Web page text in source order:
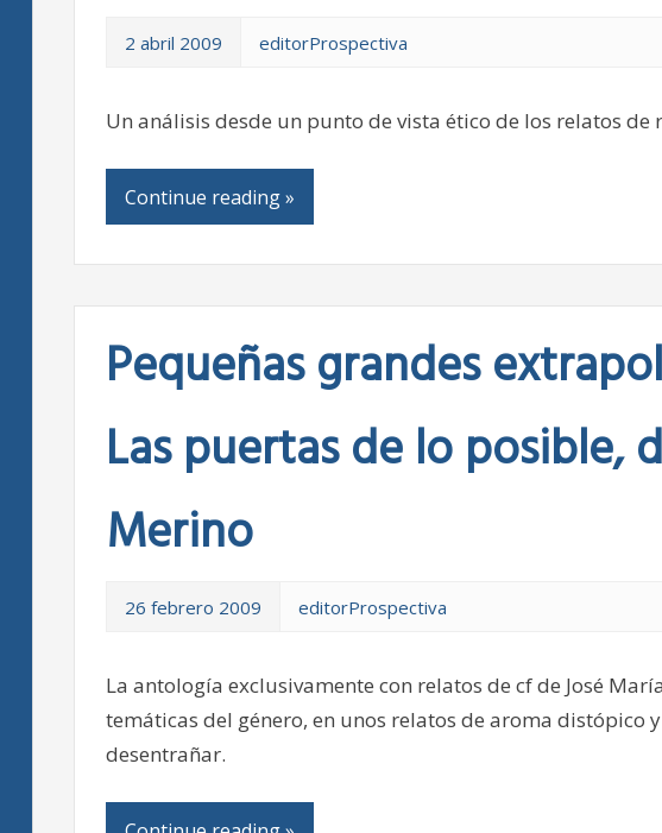
2 abril 2009 editorProspectiva
Un análisis desde un punto de vista ético de los relatos
Continue reading »
Pequeñas grandes
Las puertas de lo posible,
Merino
26 febrero 2009 editorProspectiva
La antología exclusivamente con relatos de cf de José
temáticas del género, en unos relatos de aroma distópico
desentrañar.